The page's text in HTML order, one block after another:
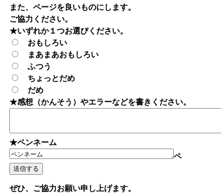
また、ページを良いものにします。
ご協力ください。
★いずれか１つお選びください。
おもしろい
まあまあおもしろい
ふつう
ちょっとだめ
だめ
★感想（かんそう）やエラーなどを書きください。
★ペンネーム
ペ
ぜひ、ご協力お願い申し上げます。